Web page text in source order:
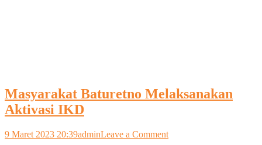
Masyarakat Baturetno Melaksanakan
Aktivasi IKD
9 Maret 2023 20:39adminLeave a Commenton